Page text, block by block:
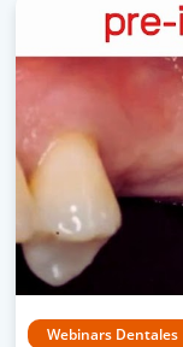
Webinars Dentales